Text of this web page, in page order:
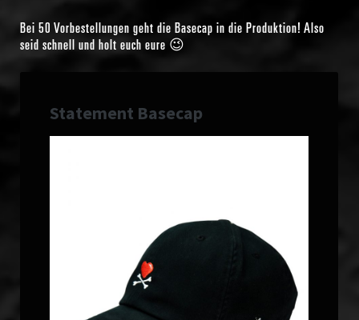
Bei 50 Vorbestellungen geht die Basecap in die Produktion! Also
seid schnell und holt euch eure 😉